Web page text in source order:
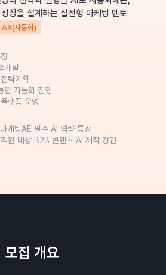
장을 설계하는 실전형 마케팅 멘토
AX(자동화)
개발
략기획
한 자동화 진행
랫폼 운영
케팅AE 필수 AI 역량 특강
원 대상 B2B 콘텐츠 AI 제작 강연
모집 개요